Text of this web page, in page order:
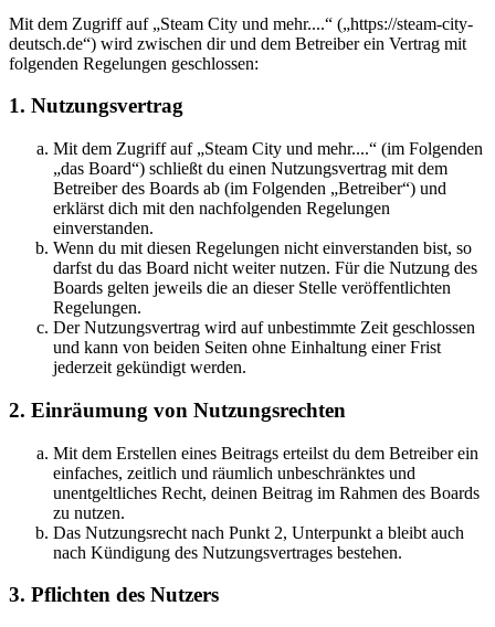
Mit dem Zugriff auf „Steam City und mehr....“ („https://steam-city-
deutsch.de“) wird zwischen dir und dem Betreiber ein Vertrag mit
folgenden Regelungen geschlossen:
1. Nutzungsvertrag
Mit dem Zugriff auf „Steam City und mehr....“ (im Folgenden
„das Board“) schließt du einen Nutzungsvertrag mit dem
Betreiber des Boards ab (im Folgenden „Betreiber“) und
erklärst dich mit den nachfolgenden Regelungen
einverstanden.
Wenn du mit diesen Regelungen nicht einverstanden bist, so
darfst du das Board nicht weiter nutzen. Für die Nutzung des
Boards gelten jeweils die an dieser Stelle veröffentlichten
Regelungen.
Der Nutzungsvertrag wird auf unbestimmte Zeit geschlossen
und kann von beiden Seiten ohne Einhaltung einer Frist
jederzeit gekündigt werden.
2. Einräumung von Nutzungsrechten
Mit dem Erstellen eines Beitrags erteilst du dem Betreiber ein
einfaches, zeitlich und räumlich unbeschränktes und
unentgeltliches Recht, deinen Beitrag im Rahmen des Boards
zu nutzen.
Das Nutzungsrecht nach Punkt 2, Unterpunkt a bleibt auch
nach Kündigung des Nutzungsvertrages bestehen.
3. Pflichten des Nutzers